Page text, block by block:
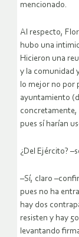
mencionado.
Al respecto,
hubo una
Hicieron una
y la comunidad
lo mejor no por
ayuntamiento
concretamente,
pues sí harían
¿Del Ejército?
–Sí, claro
pues no ha
hay dos
resisten y hay
levantando